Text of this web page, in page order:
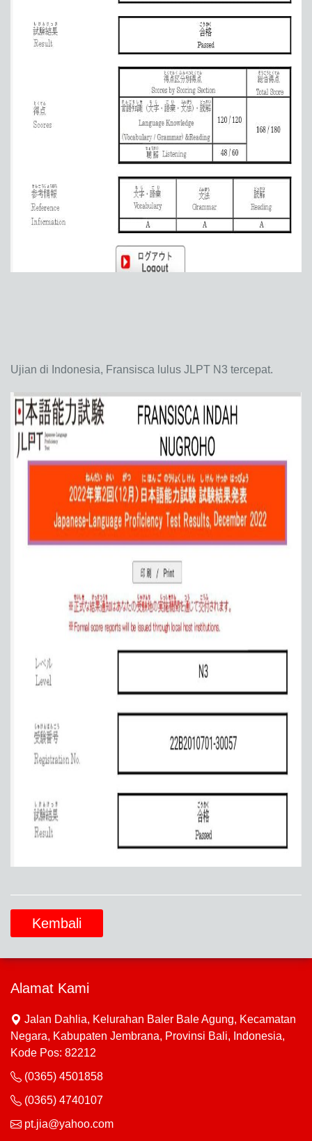
Ujian di Indonesia, Fransisca lulus JLPT N3 tercepat.
Kembali
Alamat Kami
Jalan Dahlia, Kelurahan Baler Bale Agung, Kecamatan
Negara, Kabupaten Jembrana, Provinsi Bali, Indonesia,
Kode Pos: 82212
(0365) 4501858
(0365) 4740107
pt.jia@yahoo.com